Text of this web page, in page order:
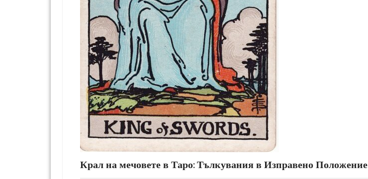
Крал на мечовете в Таро: Тълкувания в Изправено Положение